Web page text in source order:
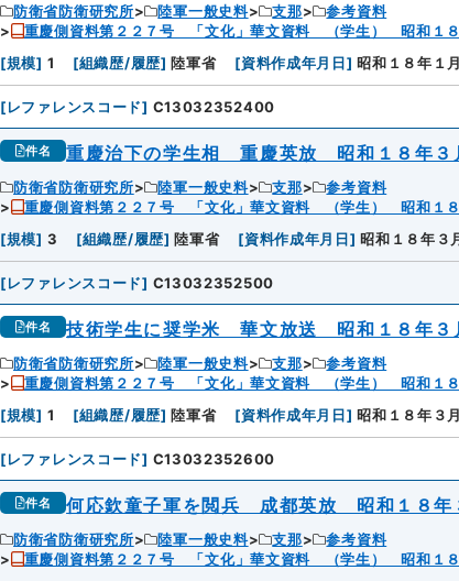
防衛省防衛研究所 陸軍一般史料 支那
参考資料
重慶側資料第２２７号 「文化」華文資料 （学生） 昭和１
[規模] 1 [組織歴/履歴] 陸軍省 [資料作成年月日] 昭和１８年１
[レファレンスコード] C13032352400
件名 重慶治下の学生相 重慶英放 昭和１８年３
防衛省防衛研究所 陸軍一般史料 支那
参考資料
重慶側資料第２２７号 「文化」華文資料 （学生） 昭和１
[規模] 3 [組織歴/履歴] 陸軍省 [資料作成年月日] 昭和１８年３
[レファレンスコード] C13032352500
件名 技術学生に奨学米 華文放送 昭和１８年３
防衛省防衛研究所 陸軍一般史料 支那
参考資料
重慶側資料第２２７号 「文化」華文資料 （学生） 昭和１
[規模] 1 [組織歴/履歴] 陸軍省 [資料作成年月日] 昭和１８年３
[レファレンスコード] C13032352600
件名 何応欽童子軍を閲兵 成都英放 昭和１８年
防衛省防衛研究所 陸軍一般史料 支那
参考資料
重慶側資料第２２７号 「文化」華文資料 （学生） 昭和１